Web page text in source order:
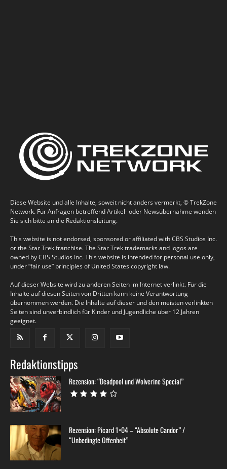
Diese Website und alle Inhalte, soweit nicht anders vermerkt, © TrekZone
Network. Für Anfragen betreffend Artikel- oder Newsübernahme wenden
Sie sich bitte an die Redaktionsleitung.
This website is not endorsed, sponsored or affiliated with CBS Studios Inc.
or the Star Trek franchise. The Star Trek trademarks and logos are
owned by CBS Studios Inc. This website is intended for personal use only,
under “fair use” principles of United States copyright law.
Auf dieser Website wird zu anderen Seiten im Internet verlinkt. Für die
Inhalte auf diesen Seiten von Dritten kann keine Verantwortung
übernommen werden. Die Inhalte auf dieser und den meisten verlinkten
Seiten sind unverbindlich für Kinder und Jugendliche über 12 Jahren
geeignet.
Redaktionstipps
Rezension: “Deadpool und Wolverine Special”
Rezension: Picard 1×04 – “Absolute Candor” /
“Unbedingte Offenheit”